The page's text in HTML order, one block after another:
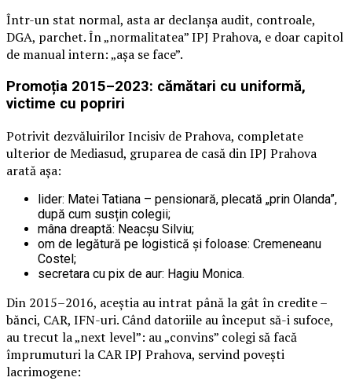
Într-un stat normal, asta ar declanșa audit, controale,
DGA, parchet. În „normalitatea” IPJ Prahova, e doar capitol
de manual intern: „așa se face”.
Promoția 2015–2023: cămătari cu uniformă,
victime cu popriri
Potrivit dezvăluirilor Incisiv de Prahova, completate
ulterior de Mediasud, gruparea de casă din IPJ Prahova
arată așa:
lider: Matei Tatiana – pensionară, plecată „prin Olanda”,
după cum susțin colegii;
mâna dreaptă: Neacșu Silviu;
om de legătură pe logistică și foloase: Cremeneanu
Costel;
secretara cu pix de aur: Hagiu Monica.
Din 2015–2016, aceștia au intrat până la gât în credite –
bănci, CAR, IFN-uri. Când datoriile au început să-i sufoce,
au trecut la „next level”: au „convins” colegi să facă
împrumuturi la CAR IPJ Prahova, servind povești
lacrimogene: